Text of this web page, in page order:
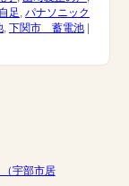
足 , パナソニック
, 下関市 蓄電池|
宇部市居